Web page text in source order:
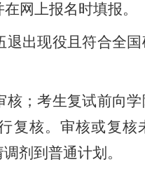
网上报名时填报。
退出现役且符合全
；考生复试前向
复核。审核或复核
剂到普通计划。